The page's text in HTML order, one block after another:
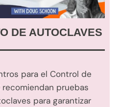
DE AUTOCLAVES
para el Control de
recomiendan pruebas
para garantizar